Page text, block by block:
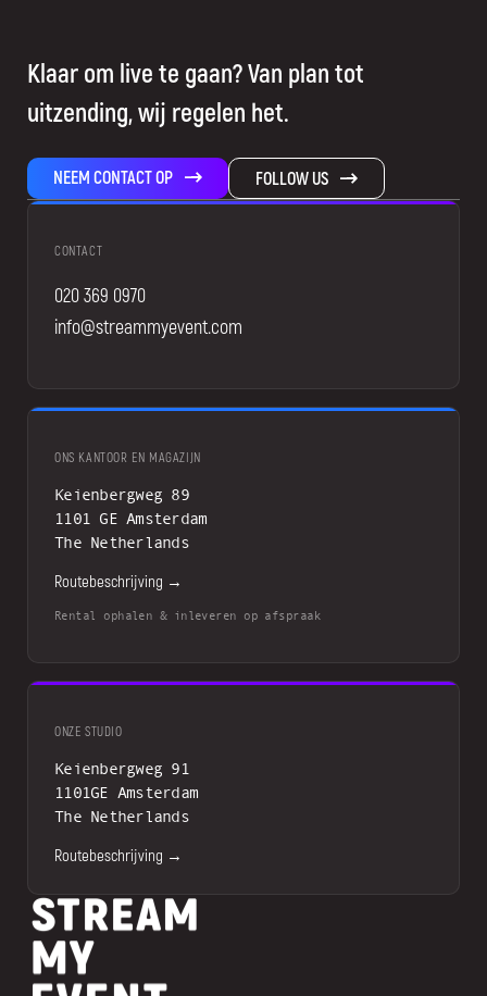
Klaar om live te gaan? Van plan tot
uitzending, wij regelen het.
NEEM CONTACT OP FOLLOW US
CONTACT
020 369 0970
info@streammyevent.com
ONS KANTOOR EN MAGAZIJN
Keienbergweg 89
1101 GE Amsterdam
The Netherlands
Routebeschrijving →
Rental ophalen & inleveren op afspraak
ONZE STUDIO
Keienbergweg 91
1101GE Amsterdam
The Netherlands
Routebeschrijving →